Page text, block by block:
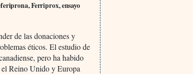
Ferriprox, ensayo
de las donaciones y
éticos. El estudio de
pero ha habido
Reino Unido y Europa